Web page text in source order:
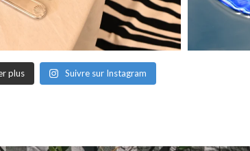
plus Suivre sur Instagram